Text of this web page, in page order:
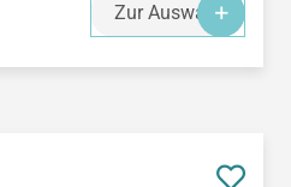
Zur Auswahl